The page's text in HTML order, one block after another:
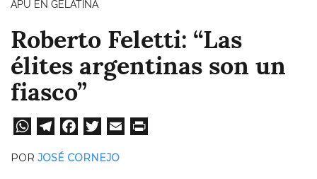
APU EN GELATINA
Roberto Feletti: “Las
élites argentinas son un
fiasco”
W
Te
le
Fa
POR JOSÉ CORNEJO